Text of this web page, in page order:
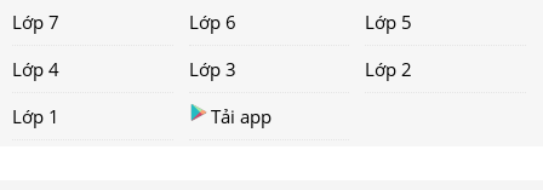
Lớp 7
Lớp 6
Lớp 5
Lớp 4
Lớp 3
Lớp 2
Lớp 1
Tải app